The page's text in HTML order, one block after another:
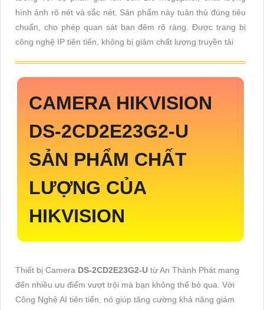
hình ảnh rõ nét và sắc nét. Sản phẩm này tuân thủ đúng tiêu
chuẩn, cho phép quan sát ban đêm rõ ràng. Được trang bị
công nghệ IP tiên tiến, không bị giảm chất lượng truyền tải
CAMERA HIKVISION
DS-2CD2E23G2-U
SẢN PHẨM CHẤT
LƯỢNG CỦA
HIKVISION
Thiết bị Camera DS-2CD2E23G2-U từ An Thành Phát mang
đến nhiều ưu điểm vượt trội mà bạn không thể bỏ qua. Với
Công Nghệ AI tiên tiến, nó giúp tăng cường khả năng giám